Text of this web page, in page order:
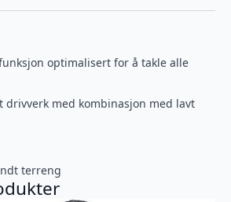
optimalisert for å takle alle
drivverk med kombinasjon med lavt
terreng